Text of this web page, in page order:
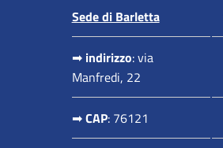
Sede di Barletta
➡ indirizzo: via
Manfredi, 22
➡CAP: 76121